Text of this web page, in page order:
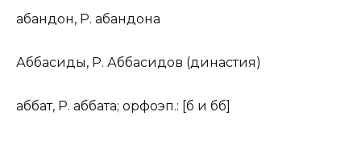
абандон, Р. абандона
Аббасиды, Р. Аббасидов (династия)
аббат, Р. аббата; орфоэп.: [б и бб]